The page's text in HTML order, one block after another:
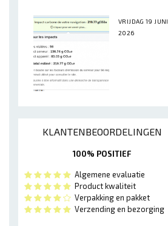
VRIJDAG 19 JUNI
2026
KLANTENBEOORDELINGEN
100% POSITIEF
Algemene evaluatie
Product kwaliteit
Verpakking en pakket
Verzending en bezorging